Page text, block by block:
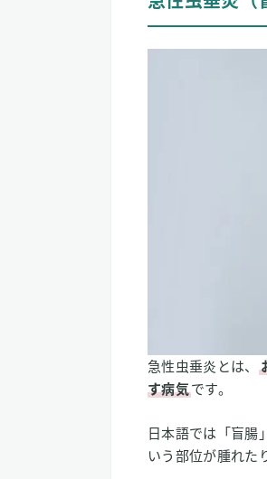
虫垂炎の
水素吸入療
有効性が
有効性が
有効性が
まとめ：水
急性虫垂炎とは、
す病気です。
日本語では「盲腸
いう部位が腫れた